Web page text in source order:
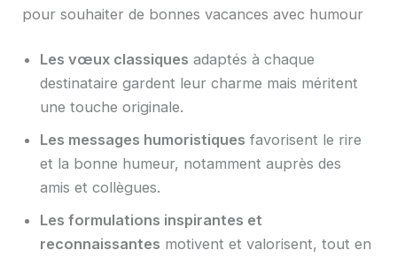
pour souhaiter de bonnes vacances avec humour
Les vœux classiques adaptés à chaque
destinataire gardent leur charme mais méritent
une touche originale.
Les messages humoristiques favorisent le rire
et la bonne humeur, notamment auprès des
amis et collègues.
Les formulations inspirantes et
reconnaissantes motivent et valorisent, tout en